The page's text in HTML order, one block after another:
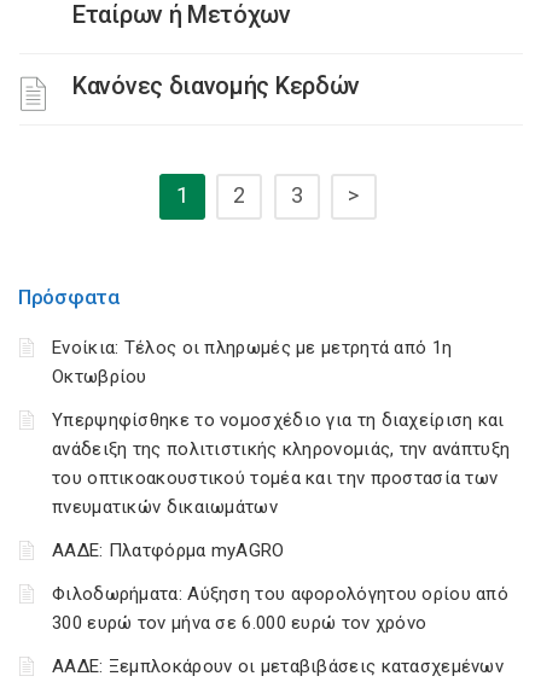
Εταίρων ή Μετόχων
Κανόνες διανομής Κερδών
1 2 3 >
Πρόσφατα
Ενοίκια: Τέλος οι πληρωμές με μετρητά από 1η
Οκτωβρίου
Υπερψηφίσθηκε το νομοσχέδιο για τη διαχείριση και
ανάδειξη της πολιτιστικής κληρονομιάς, την ανάπτυξη
του οπτικοακουστικού τομέα και την προστασία των
πνευματικών δικαιωμάτων
ΑΑΔΕ: Πλατφόρμα myAGRO
Φιλοδωρήματα: Αύξηση του αφορολόγητου ορίου από
300 ευρώ τον μήνα σε 6.000 ευρώ τον χρόνο
ΑΑΔΕ: Ξεμπλοκάρουν οι μεταβιβάσεις κατασχεμένων